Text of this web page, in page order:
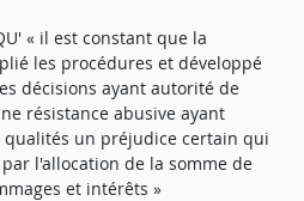
« il est constant que la
les procédures et développé
décisions ayant autorité de
résistance abusive ayant
qualités un préjudice certain qui
l'allocation de la somme de
et intérêts »